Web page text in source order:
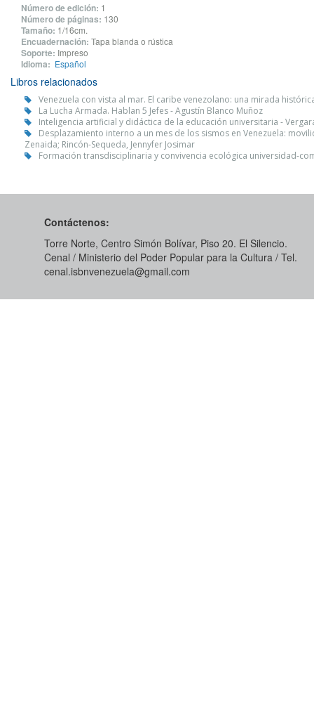
Número de edición: 1
Número de páginas: 130
Tamaño: 1/16cm.
Encuadernación: Tapa blanda o rústica
Soporte: Impreso
Idioma: Español
Libros relacionados
Venezuela con vista al mar. El caribe venezolano: una mirada
La Lucha Armada. Hablan 5 Jefes - Agustín Blanco Muñoz
Inteligencia artificial y didáctica de la educación universitaria -
Desplazamiento interno a un mes de los sismos en Venezuela:
Zenaida; Rincón-Sequeda, Jennyfer Josimar
Formación transdisciplinaria y convivencia ecológica universidad-
Contáctenos:
Torre Norte, Centro Simón Bolívar, Piso 20. El Silencio.
Cenal / Ministerio del Poder Popular para la Cultura / Tel.
cenal.isbnvenezuela@gmail.com